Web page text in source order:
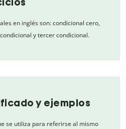
en inglés son: condicional cero,
y tercer condicional.
y ejemplos
se utiliza para referirse al mismo